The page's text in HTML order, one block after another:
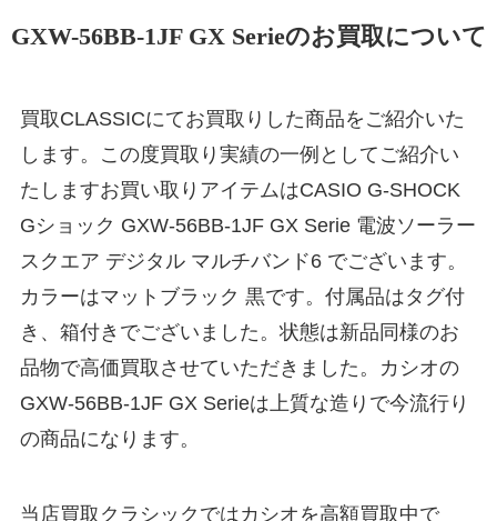
GXW-56BB-1JF GX Serieのお買取について
買取CLASSICにてお買取りした商品をご紹介いた
します。この度買取り実績の一例としてご紹介い
たしますお買い取りアイテムはCASIO G-SHOCK
Gショック GXW-56BB-1JF GX Serie 電波ソーラー
スクエア デジタル マルチバンド6 でございます。
カラーはマットブラック 黒です。付属品はタグ付
き、箱付きでございました。状態は新品同様のお
品物で高価買取させていただきました。カシオの
GXW-56BB-1JF GX Serieは上質な造りで今流行り
の商品になります。
当店買取クラシックではカシオを高額買取中で